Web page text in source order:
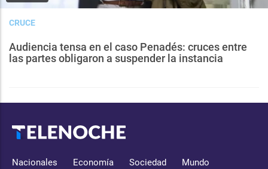
CRUCE
Audiencia tensa en el caso Penadés: cruces entre
las partes obligaron a suspender la instancia
Nacionales Economía Sociedad Mundo